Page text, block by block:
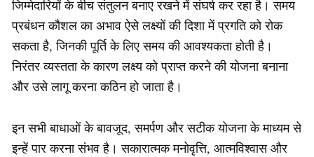
जिम्मेदारियों के बीच संतुलन बनाए रखने में संघर्ष कर रहा है। समय
प्रबंधन कौशल का अभाव ऐसे लक्ष्यों की दिशा में प्रगति को रोक
सकता है, जिनकी पूर्ति के लिए समय की आवश्यकता होती है।
निरंतर व्यस्तता के कारण लक्ष्य को प्राप्त करने की योजना बनाना
और उसे लागू करना कठिन हो जाता है।
इन सभी बाधाओं के बावजूद, समर्पण और सटीक योजना के माध्यम से
इन्हें पार करना संभव है। सकारात्मक मनोवृत्ति, आत्मविश्वास और